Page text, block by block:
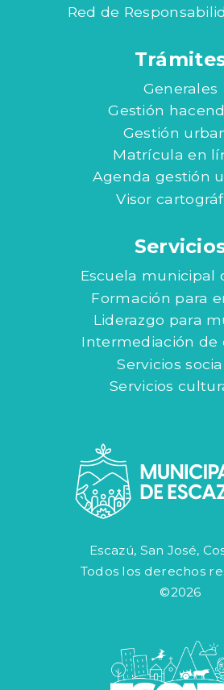
Red de
Generales
Gestión
Gestión
Matrícula en
Agenda gestión
Visor
Escuela municipal
Formación para
Liderazgo para
Intermediación de
Servicios
Servicios
Escazú, San José,
Todos los derechos
©2026